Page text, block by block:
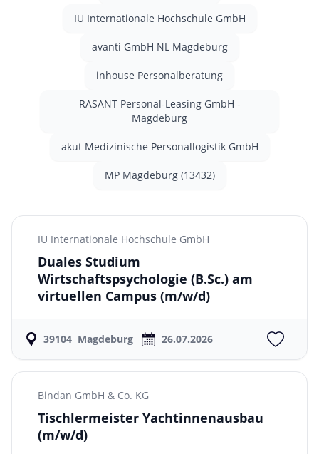
IU Internationale Hochschule GmbH
avanti GmbH NL Magdeburg
inhouse Personalberatung
RASANT Personal-Leasing GmbH -
Magdeburg
akut Medizinische Personallogistik GmbH
MP Magdeburg (13432)
IU Internationale Hochschule GmbH
Duales Studium
Wirtschaftspsychologie (B.Sc.) am
virtuellen Campus (m/w/d)
39104 Magdeburg 26.07.2026
Bindan GmbH & Co. KG
Tischlermeister Yachtinnenausbau
(m/w/d)